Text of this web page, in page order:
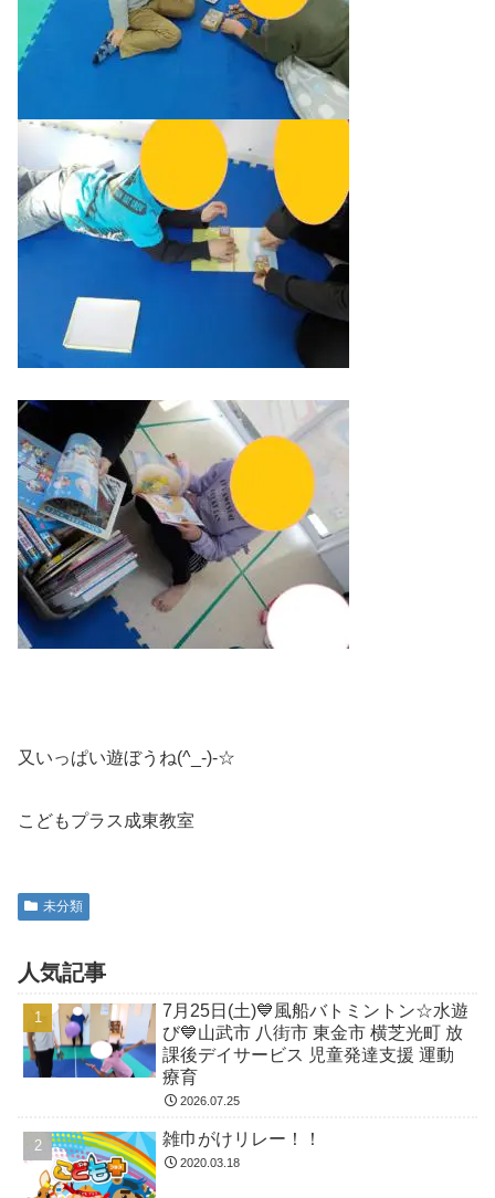
又いっぱい遊ぼうね(^_-)-☆
こどもプラス成東教室
未分類
人気記事
7月25日(土)💙風船バトミントン☆水遊
び💙山武市 八街市 東金市 横芝光町 放
課後デイサービス 児童発達支援 運動
療育
2026.07.25
雑巾がけリレー！！
2020.03.18